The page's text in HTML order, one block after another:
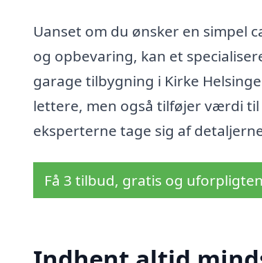
Uanset om du ønsker en simpel
og opbevaring, kan et
garage tilbygning i Kirke
lettere, men også tilføjer værdi til
eksperterne tage sig af
Få 3 tilbud, gratis og